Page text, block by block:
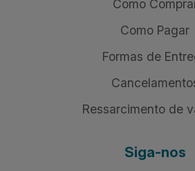
Como
Como Pagar
Formas de
Ressarcimento de
Siga-nos